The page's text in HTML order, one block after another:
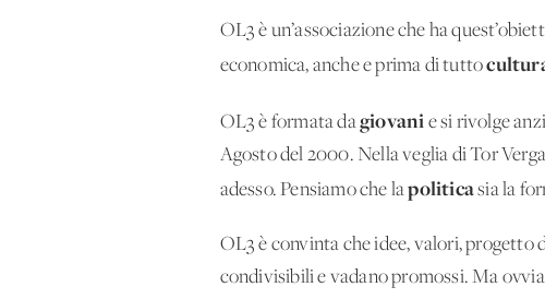
OL3 è un’associazione che ha
economica, anche e prima di tutto
OL3 è formata dagiovani e si rivolge
Agosto del 2000. Nella veglia di Tor
adesso. Pensiamo che lapoliticasia la
OL3 è convinta che idee, valori, progetto
condivisibili e vadano promossi. Ma